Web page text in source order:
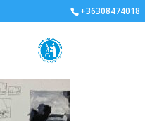
+36308474018